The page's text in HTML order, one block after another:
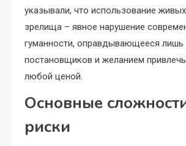
указывали, что использование
зрелища – явное нарушение
гуманности, оправдывающееся
постановщиков и желанием
любой ценой.
Основные
риски